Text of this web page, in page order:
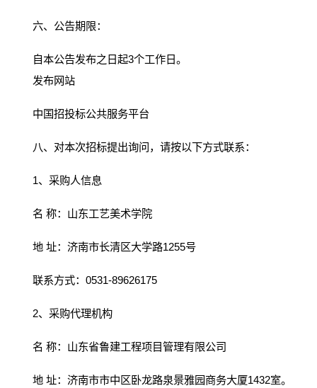
六、公告期限：
自本公告发布之日起3个工作日。
发布网站
中国招投标公共服务平台
八、对本次招标提出询问，请按以下方式联系：
1、采购人信息
名 称：山东工艺美术学院
地 址：济南市长清区大学路1255号
联系方式：0531-89626175
2、采购代理机构
名 称：山东省鲁建工程项目管理有限公司
地 址：济南市市中区卧龙路泉景雅园商务大厦1432室。